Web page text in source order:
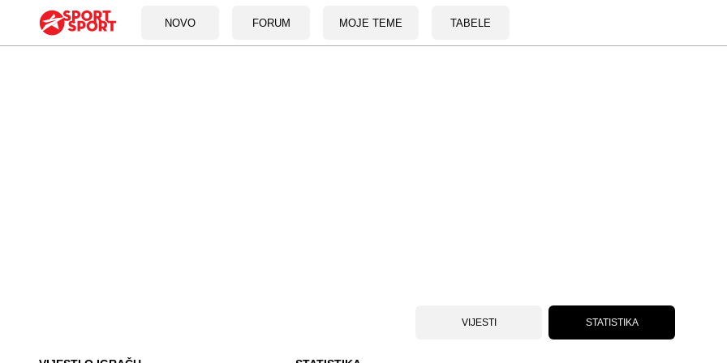
NOVO FORUM MOJE TEME TABELE
VIJESTI STATISTIKA